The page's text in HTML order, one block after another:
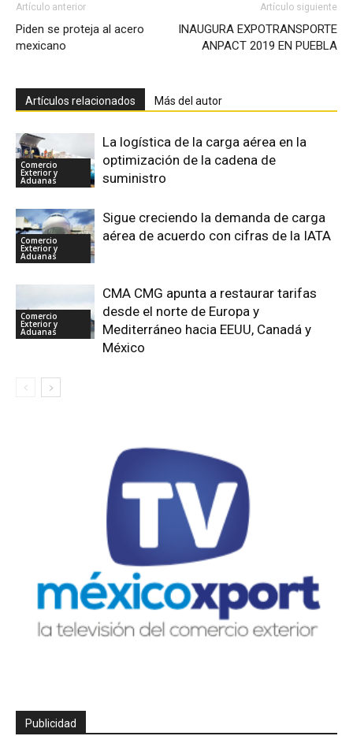
Artículo anterior
Piden se proteja al acero
mexicano
Artículo siguiente
INAUGURA EXPOTRANSPORTE
ANPACT 2019 EN PUEBLA
Artículos relacionados Más del autor
Comercio
Exterior y
Aduanas
La logística de la carga aérea en la
optimización de la cadena de
suministro
Comercio
Exterior y
Aduanas
Sigue creciendo la demanda de carga
aérea de acuerdo con cifras de la IATA
Comercio
Exterior y
Aduanas
CMA CMG apunta a restaurar tarifas
desde el norte de Europa y
Mediterráneo hacia EEUU, Canadá y
México
Publicidad